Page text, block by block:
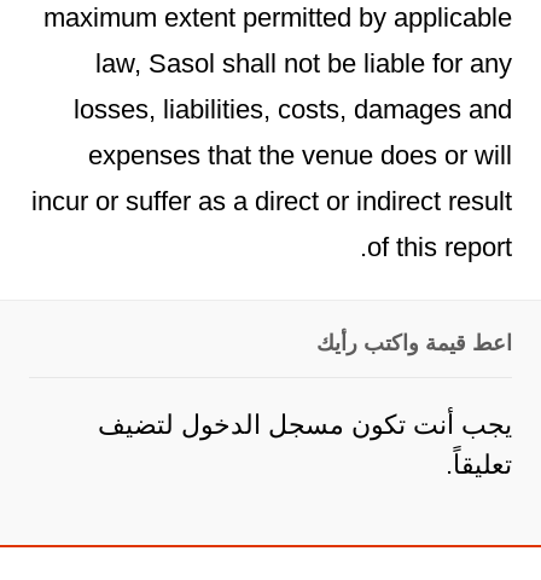
maximum extent permitted by applicable
law, Sasol shall not be liable for any
losses, liabilities, costs, damages and
expenses that the venue does or will
incur or suffer as a direct or indirect result
of this report.
اعط قيمة واكتب رأيك
يجب أنت تكون مسجل الدخول لتضيف
تعليقاً.